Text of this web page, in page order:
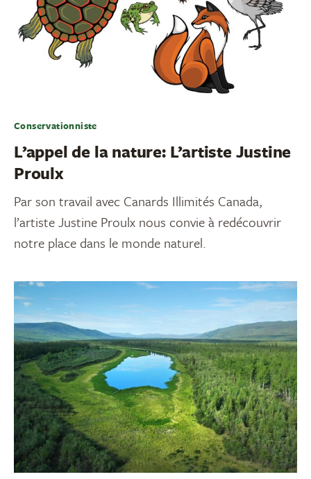
Conservationniste
L’appel de la nature: L’artiste Justine
Proulx
Par son travail avec Canards Illimités Canada,
l’artiste Justine Proulx nous convie à redécouvrir
notre place dans le monde naturel.